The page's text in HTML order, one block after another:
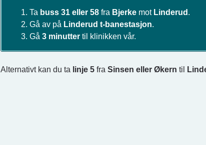
Ta buss 31 eller 58 fra Bjerke mot Linderud .
Gå av på Linderud t-banestasjon.
Gå 3 minutter til klinikken vår.
Alternativt kan du ta linje 5 fra Sinsen eller Økern til